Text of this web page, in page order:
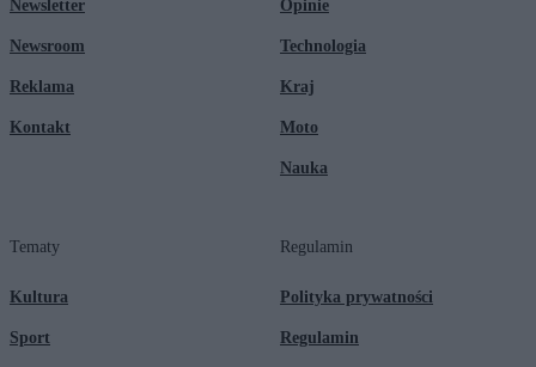
Newsletter
Newsroom
Reklama
Kontakt
Opinie
Technologia
Kraj
Moto
Nauka
Tematy
Kultura
Sport
Regulamin
Polityka prywatności
Regulamin